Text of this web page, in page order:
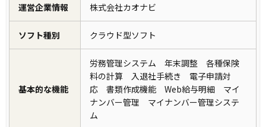
運営企業情報 株式会社カオナビ
ソフト種別 クラウド型ソフト
基本的な機能
労務管理システム 年末調整 各種保険
料の計算 入退社手続き 電子申請対
応 書類作成機能 Web給与明細 マイ
ナンバー管理 マイナンバー管理システ
ム